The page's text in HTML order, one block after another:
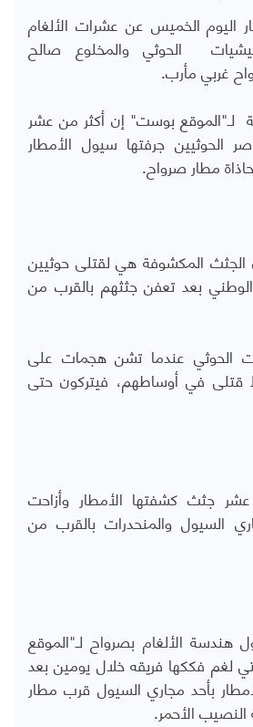
الخميس عن عشرات الألغام
الحوثي والمخلوع صالح
غربي مأرب.
لـ"الموقع بوست" إن أكثر من عشر
الحوثيين جرفتها سيول الأمطار
مطار صرواح.
المكشوفة هي لقتلى حوثيين
بعد تعفن جثثهم بالقرب من
الحوثي عندما تشن هجمات على
في أوساطهم، فيتركون حتى
جثث كشفتها الأمطار وأزاحت
السيول والمنحدرات بالقرب من
الألغام بصرواح لـ"الموقع
لغم فككها فريقه خلال يومين بعد
بأحد مجاري السيول قرب مطار
الأحمر.